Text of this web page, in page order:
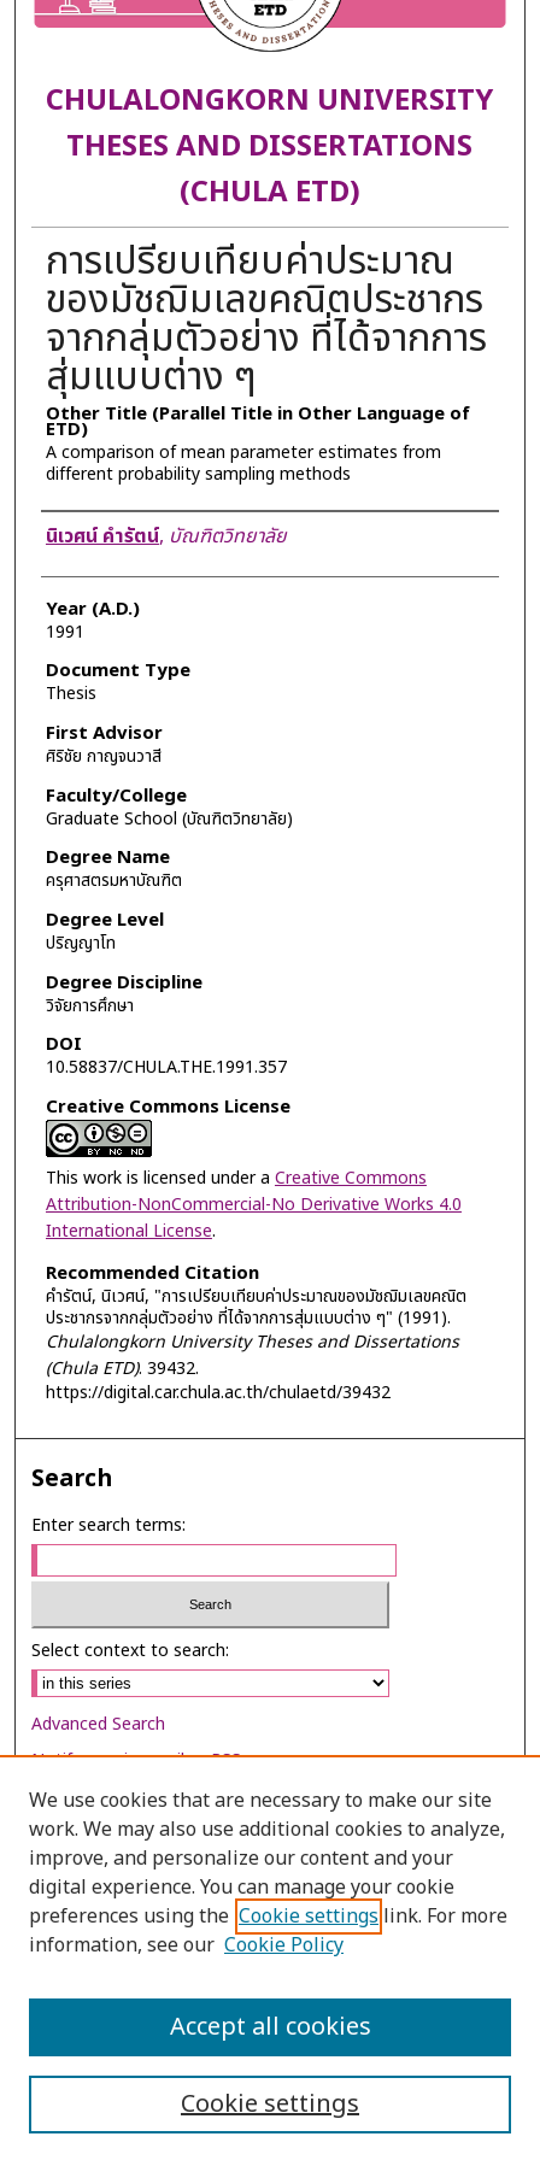
CHULALONGKORN UNIVERSITY
THESES AND DISSERTATIONS
(CHULA ETD)
การเปรียบเทียบค่าประมาณ
ของมัชฌิมเลขคณิตประชากร
จากกลุ่มตัวอย่าง ที่ได้จากการ
สุ่มแบบต่าง ๆ
Other Title (Parallel Title in Other Language of
ETD)
A comparison of mean parameter estimates from
different probability sampling methods
Author
นิเวศน์ คำรัตน์, บัณฑิตวิทยาลัย
Year (A.D.)
1991
Document Type
Thesis
First Advisor
ศิริชัย กาญจนวาสี
Faculty/College
Graduate School (บัณฑิตวิทยาลัย)
Degree Name
ครุศาสตรมหาบัณฑิต
Degree Level
ปริญญาโท
Degree Discipline
วิจัยการศึกษา
DOI
10.58837/CHULA.THE.1991.357
Creative Commons License
This work is licensed under a Creative Commons
Attribution-NonCommercial-No Derivative Works 4.0
International License.
Recommended Citation
คำรัตน์, นิเวศน์, "การเปรียบเทียบค่าประมาณของมัชฌิมเลขคณิต
ประชากรจากกลุ่มตัวอย่าง ที่ได้จากการสุ่มแบบต่าง ๆ" (1991).
Chulalongkorn University Theses and Dissertations
(Chula ETD). 39432.
https://digital.car.chula.ac.th/chulaetd/39432
Search
Enter search terms:
Select context to search:
Advanced Search
Notify me via email orRSS
Browse
Collections
Disciplines
Authors
We use cookies that are necessary to make our site
work. We may also use additional cookies to analyze,
improve, and personalize our content and your
digital experience. You can manage your cookie
preferences using the Cookie settings link. For more
information, see our Cookie Policy
Cookie settings
Accept all cookies